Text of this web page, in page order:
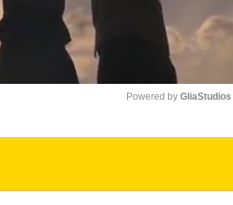
Powered by GliaStudios